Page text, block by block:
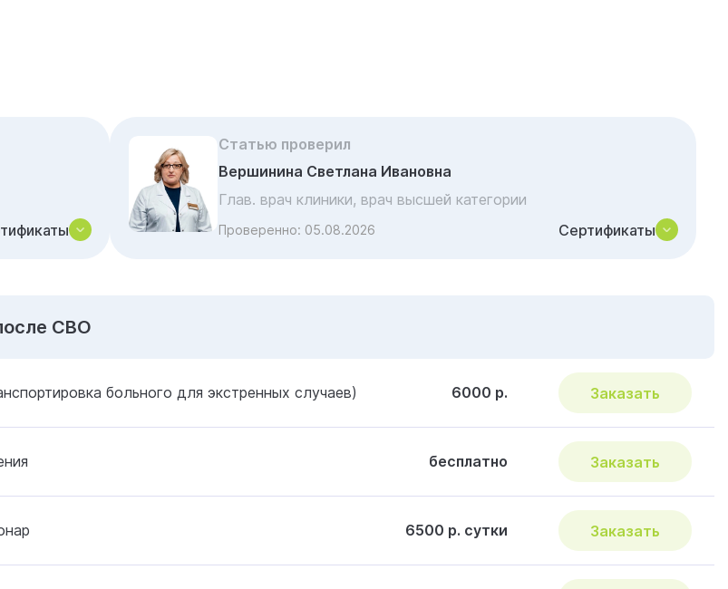
Статью проверил
Вершинина Светлана Ивановна
Глав. врач клиники, врач высшей категории
Проверенно: 05.08.2026 Сертификаты
СВО
больного для экстренных случаев) 6000 р. Заказать
бесплатно Заказать
6500 р. сутки Заказать